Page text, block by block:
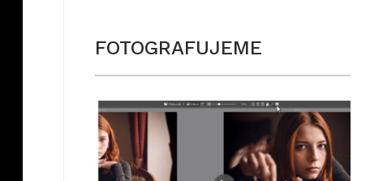
FOTOGRAFUJEME